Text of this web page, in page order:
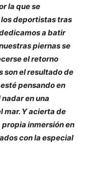
la que se
deportistas tras
a batir
piernas se
el retorno
son el resultado de
pensando en
en una
mar. Y acierta de
inmersión en
con la especial